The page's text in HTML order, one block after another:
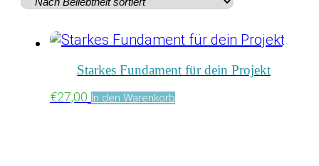
Starkes Fundament für dein Projekt
€27,00 In den Warenkorb